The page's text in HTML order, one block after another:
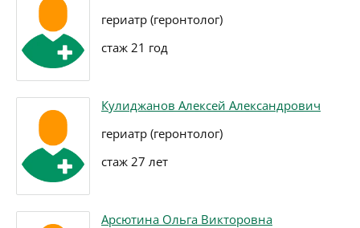
гериатр (геронтолог)
стаж 21 год
Кулиджанов Алексей Александрович
гериатр (геронтолог)
стаж 27 лет
Арсютина Ольга Викторовна